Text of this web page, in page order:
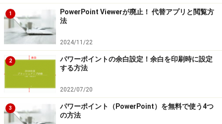
1
PowerPoint Viewerが廃止！ 代替アプリと閲覧方
法
2024/11/22
2
パワーポイントの余白設定！余白を印刷時に設定
する方法
2022/07/20
3
パワーポイント（PowerPoint）を無料で使う4つ
の方法